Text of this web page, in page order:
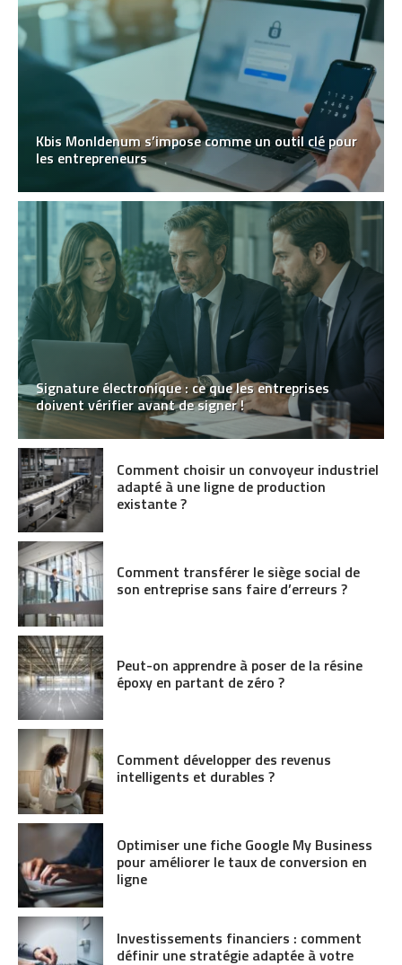
Kbis MonIdenum s’impose comme un outil clé pour
les entrepreneurs
Signature électronique : ce que les entreprises
doivent vérifier avant de signer !
Comment choisir un convoyeur industriel
adapté à une ligne de production
existante ?
Comment transférer le siège social de
son entreprise sans faire d’erreurs ?
Peut-on apprendre à poser de la résine
époxy en partant de zéro ?
Comment développer des revenus
intelligents et durables ?
Optimiser une fiche Google My Business
pour améliorer le taux de conversion en
ligne
Investissements financiers : comment
définir une stratégie adaptée à votre